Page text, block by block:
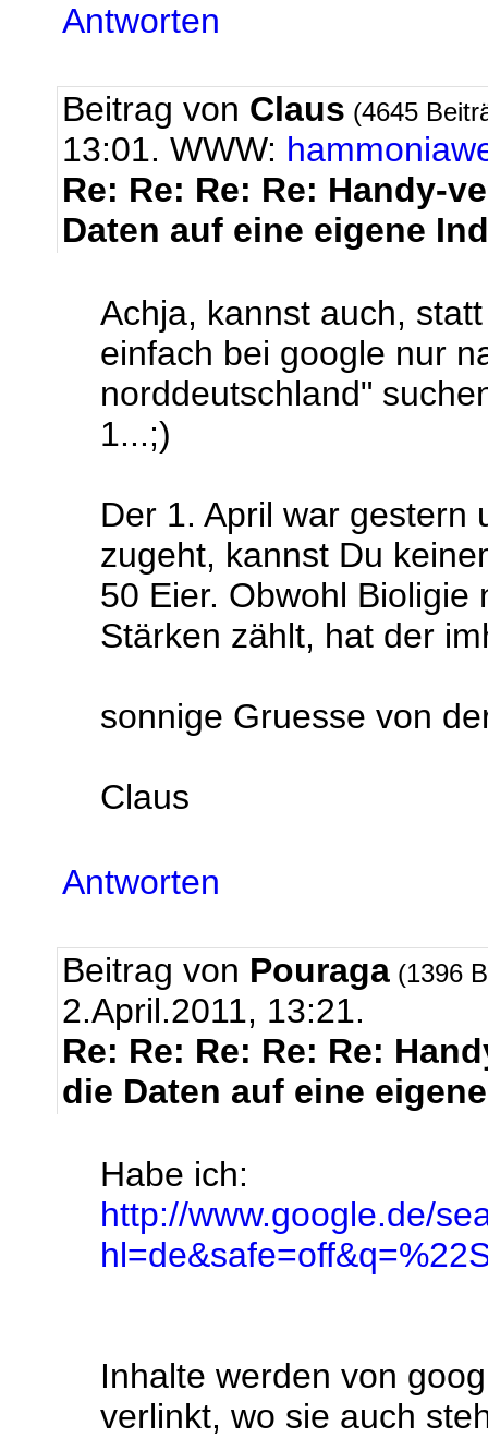
Antworten
Beitrag von Claus (4645
13:01. WWW:
Re: Re: Re: Re: Handy-
Daten auf eine eigene
Achja, kannst auch,
einfach bei google nur
norddeutschland"
1...;)
Der 1. April war gestern
zugeht, kannst Du
50 Eier. Obwohl
Stärken zählt, hat der
sonnige Gruesse von
Claus
Antworten
Beitrag von Pouraga (1396
2.April.2011, 13:21.
Re: Re: Re: Re: Re:
die Daten auf eine
Habe ich:
http://www.google.de/
Inhalte werden von
verlinkt, wo sie auch